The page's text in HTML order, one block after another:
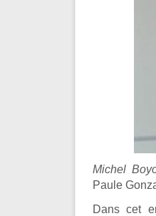
Michel
Paule
Dans cet